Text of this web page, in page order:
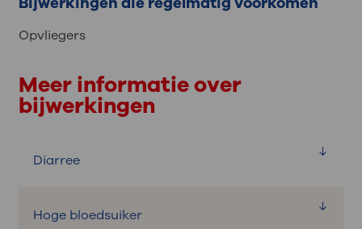
Opvliegers
Meer informatie over
bijwerkingen
Diarree
Wat is het?
Hoge bloedsuiker